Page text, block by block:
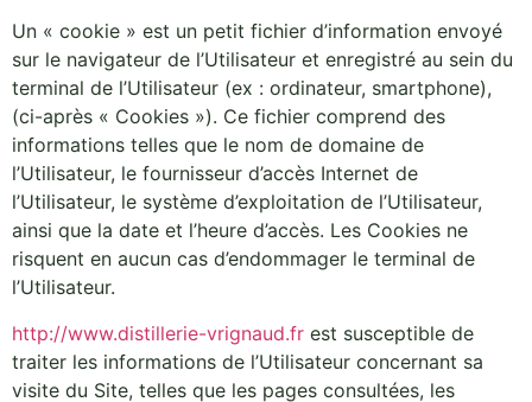
Un « cookie » est un petit fichier d’information envoyé
sur le navigateur de l’Utilisateur et enregistré au sein du
terminal de l’Utilisateur (ex : ordinateur, smartphone),
(ci-après « Cookies »). Ce fichier comprend des
informations telles que le nom de domaine de
l’Utilisateur, le fournisseur d’accès Internet de
l’Utilisateur, le système d’exploitation de l’Utilisateur,
ainsi que la date et l’heure d’accès. Les Cookies ne
risquent en aucun cas d’endommager le terminal de
l’Utilisateur.
http://www.distillerie-vrignaud.fr est susceptible de
traiter les informations de l’Utilisateur concernant sa
visite du Site, telles que les pages consultées, les